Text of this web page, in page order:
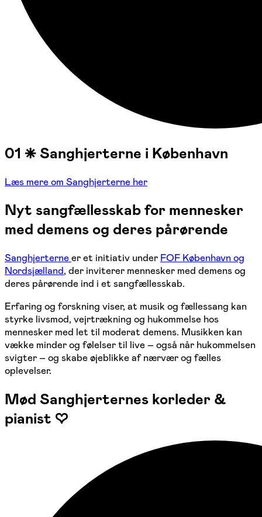
01 ⁕ Sanghjerterne i København
Læs mere om Sanghjerterne her
Nyt sangfællesskab for mennesker
med demens og deres pårørende
Sanghjerterneer et initiativ under FOF København og
Nordsjælland, der inviterer mennesker med demens og
deres pårørende ind i et sangfællesskab.
Erfaring og forskning viser, at musik og fællessang kan
styrke livsmod, vejrtrækning og hukommelse hos
mennesker med let til moderat demens. Musikken kan
vække minder og følelser til live – også når hukommelsen
svigter – og skabe øjeblikke af nærvær og fælles
oplevelser.
Mød Sanghjerternes korleder &
pianist ♡